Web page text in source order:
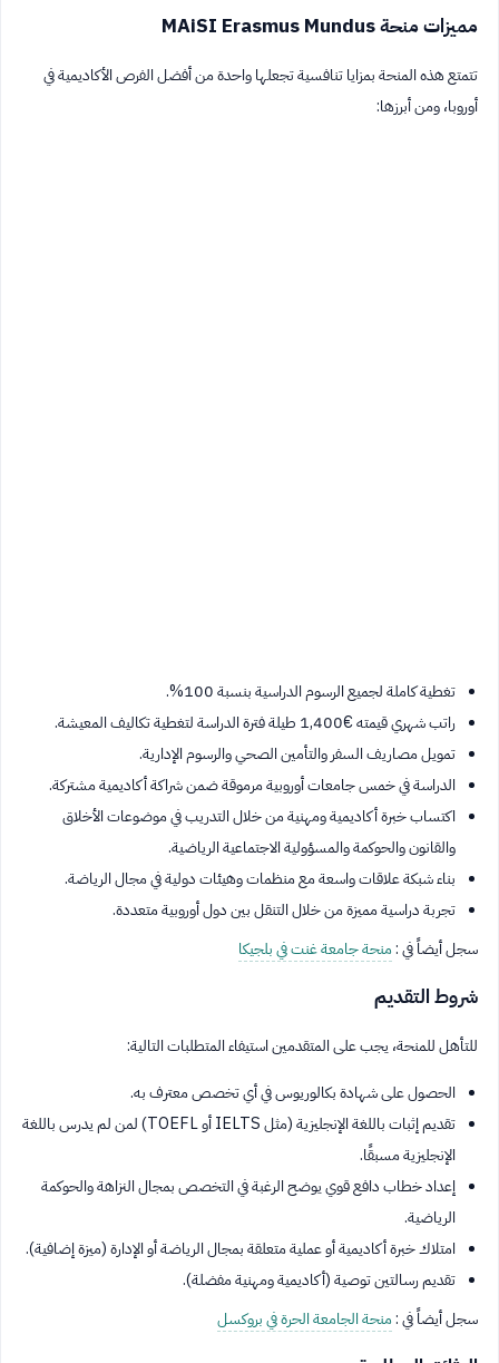
مميزات منحة MAiSI Erasmus Mundus
تتمتع هذه المنحة بمزايا تنافسية تجعلها واحدة من أفضل الفرص الأكاديمية في
أوروبا، ومن أبرزها:
تغطية كاملة لجميع الرسوم الدراسية بنسبة 100%.
راتب شهري قيمته €1,400 طيلة فترة الدراسة لتغطية تكاليف المعيشة.
تمويل مصاريف السفر والتأمين الصحي والرسوم الإدارية.
الدراسة في خمس جامعات أوروبية مرموقة ضمن شراكة أكاديمية مشتركة.
اكتساب خبرة أكاديمية ومهنية من خلال التدريب في موضوعات الأخلاق
والقانون والحوكمة والمسؤولية الاجتماعية الرياضية.
بناء شبكة علاقات واسعة مع منظمات وهيئات دولية في مجال الرياضة.
تجربة دراسية مميزة من خلال التنقل بين دول أوروبية متعددة.
سجل أيضاً في :منحة جامعة غنت في بلجيكا
شروط التقديم
للتأهل للمنحة، يجب على المتقدمين استيفاء المتطلبات التالية:
الحصول على شهادة بكالوريوس في أي تخصص معترف به.
تقديم إثبات باللغة الإنجليزية (مثل IELTS أو TOEFL) لمن لم يدرس باللغة
الإنجليزية مسبقًا.
إعداد خطاب دافع قوي يوضح الرغبة في التخصص بمجال النزاهة والحوكمة
الرياضية.
امتلاك خبرة أكاديمية أو عملية متعلقة بمجال الرياضة أو الإدارة (ميزة إضافية).
تقديم رسالتين توصية (أكاديمية ومهنية مفضلة).
سجل أيضاً في :منحة الجامعة الحرة في بروكسل